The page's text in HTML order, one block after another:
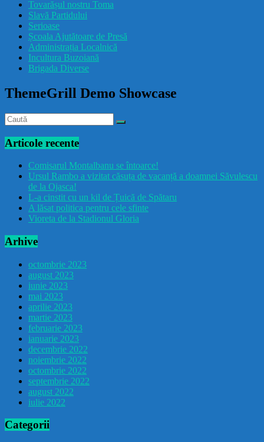
drăcușorulbuzoian
Tovarășul nostru Toma
Slavă Partidului
Serioase
Școala Ajutătoare de Presă
Administrația Localnică
Incultura Buzoiană
Brigada Diverse
ThemeGrill Demo Showcase
Articole recente
Comisarul Montalbanu se întoarce!
Ursul Rambo a vizitat căsuța de vacanță a doamnei Săvulescu
de la Ojasca!
L-a cinstit cu un kil de Țuică de Spătaru
A lăsat politica pentru cele sfinte
Vioreta de la Stadionul Gloria
Arhive
octombrie 2023
august 2023
iunie 2023
mai 2023
aprilie 2023
martie 2023
februarie 2023
ianuarie 2023
decembrie 2022
noiembrie 2022
octombrie 2022
septembrie 2022
august 2022
iulie 2022
Categorii